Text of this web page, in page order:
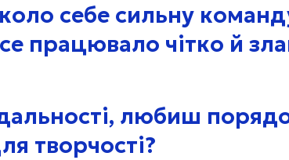
себе сильну
працювало чітко й
любиш
творчості?